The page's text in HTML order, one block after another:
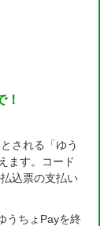
！
される「ゆう
ます。コード
込票の支払い
うちょPayを終